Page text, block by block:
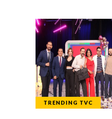
TRENDING TVC